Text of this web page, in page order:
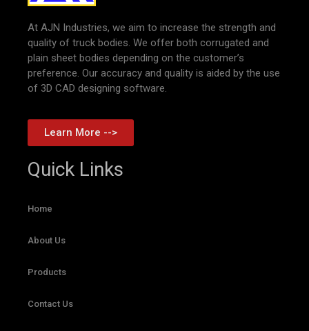
At AJN Industries, we aim to increase the strength and
quality of truck bodies. We offer both corrugated and
plain sheet bodies depending on the customer’s
preference. Our accuracy and quality is aided by the use
of 3D CAD designing software.
Learn More -->
Quick Links
Home
About Us
Products
Contact Us